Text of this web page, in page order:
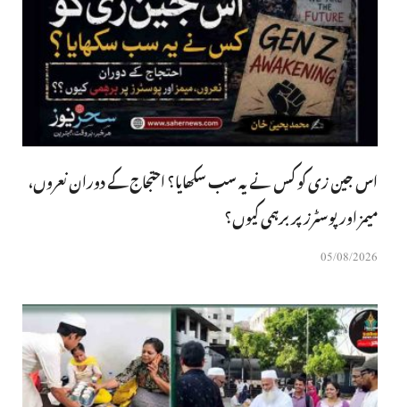
اس جین زی کو کس نے یہ سب سکھایا؟ احتجاج کے دوران نعروں،
میمز اور پوسٹرز پر برہمی کیوں؟
05/08/2026